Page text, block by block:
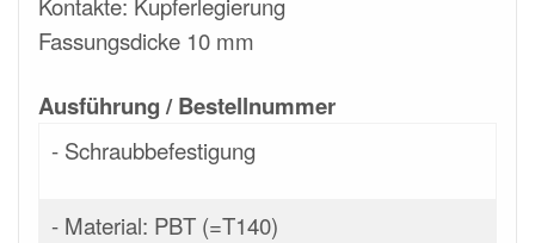
Kontakte: Kupferlegierung
Fassungsdicke 10 mm
Ausführung / Bestellnummer
- Schraubbefestigung
- Material: PBT (=T140)